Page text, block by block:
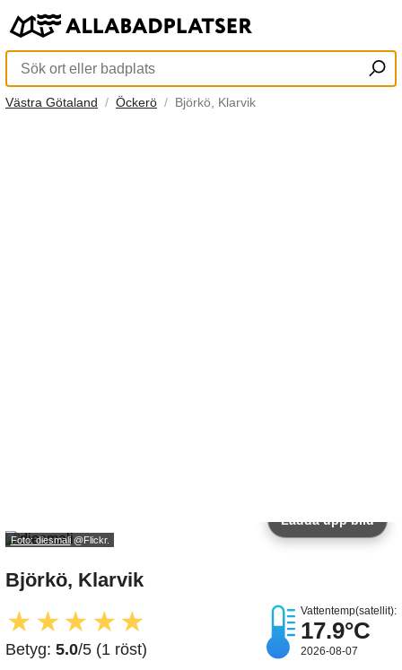
Västra Götaland Öckerö Björkö, Klarvik
Foto: diesmali@Flickr.
Ladda upp bild
Björkö, Klarvik
★ ★★ ★★
Betyg: 5.0/5 (1 röst)
Vattentemp(satellit):
17.9°C
2026-08-07